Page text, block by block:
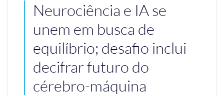
Neurociência e IA se
unem em busca de
equilíbrio; desafio inclui
decifrar futuro do
cérebro-máquina